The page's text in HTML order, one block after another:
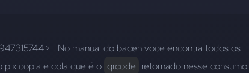
. No manual do bacen voce encontra todos os
copia e cola que é o qrcode retornado nesse consumo.